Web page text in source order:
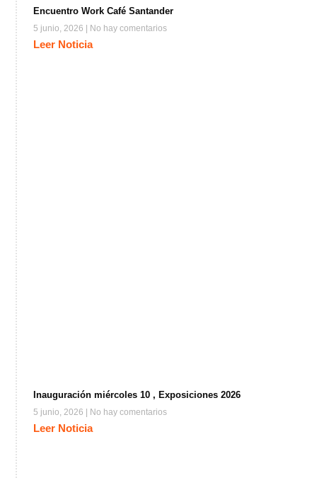
Encuentro Work Café Santander
5 junio, 2026 No hay comentarios
Leer Noticia
Inauguración miércoles 10 , Exposiciones 2026
5 junio, 2026 No hay comentarios
Leer Noticia